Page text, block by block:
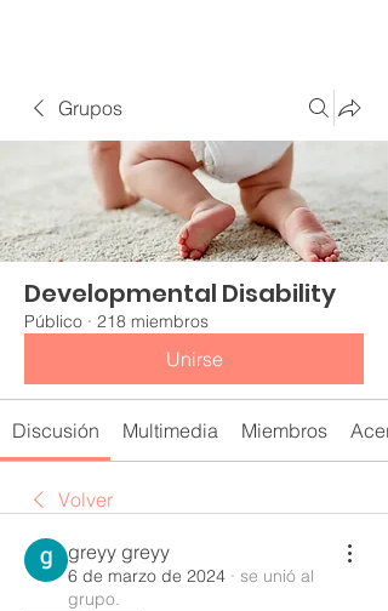
Grupos
Developmental Disability
Público · 218 miembros
Unirse
Discusión Multimedia Miembros
Volver
greyy greyy
6 de marzo de 2024 · se unió al
grupo.